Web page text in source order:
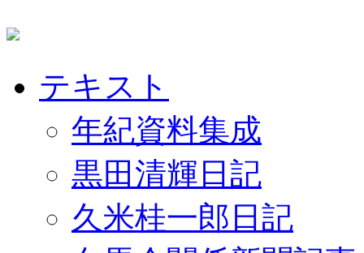
テキスト
年紀資料集成
黒田清輝日記
久米桂一郎日記